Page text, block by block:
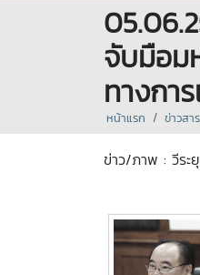
จับมือม
ทางกา
หน้าแรก ข่าวสา
ข่าว/ภาพ : วีระ